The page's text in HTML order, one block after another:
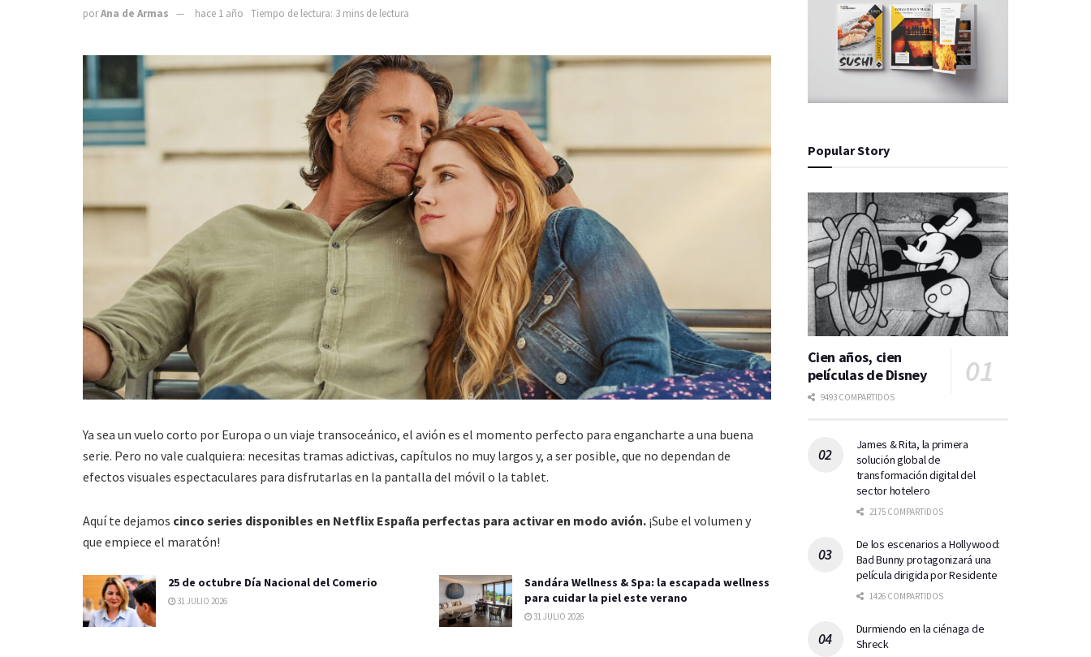
porAna de Armas hace 1 año Tiempo de lectura: 3 mins de lectura
Ya sea un vuelo corto por Europa o un viaje transoceánico, el avión es el momento perfecto para engancharte a una buena
serie. Pero no vale cualquiera: necesitas tramas adictivas, capítulos no muy largos y, a ser posible, que no dependan de
efectos visuales espectaculares para disfrutarlas en la pantalla del móvil o la tablet.
Aquí te dejamos cinco series disponibles en Netflix España perfectas para activar en modo avión. ¡Sube el volumen y
que empiece el maratón!
25 de octubre Día Nacional del Comerio
31 JULIO 2026
Sandára Wellness & Spa: la escapada wellness
para cuidar la piel este verano
31 JULIO 2026
Popular Story
Cien años, cien
películas de Disney
9493 COMPARTIDOS
James & Rita, la primera
solución global de
transformación digital del
sector hotelero
2175 COMPARTIDOS
De los escenarios a Hollywood:
Bad Bunny protagonizará una
película dirigida por Residente
1426 COMPARTIDOS
Durmiendo en la ciénaga de
Shreck